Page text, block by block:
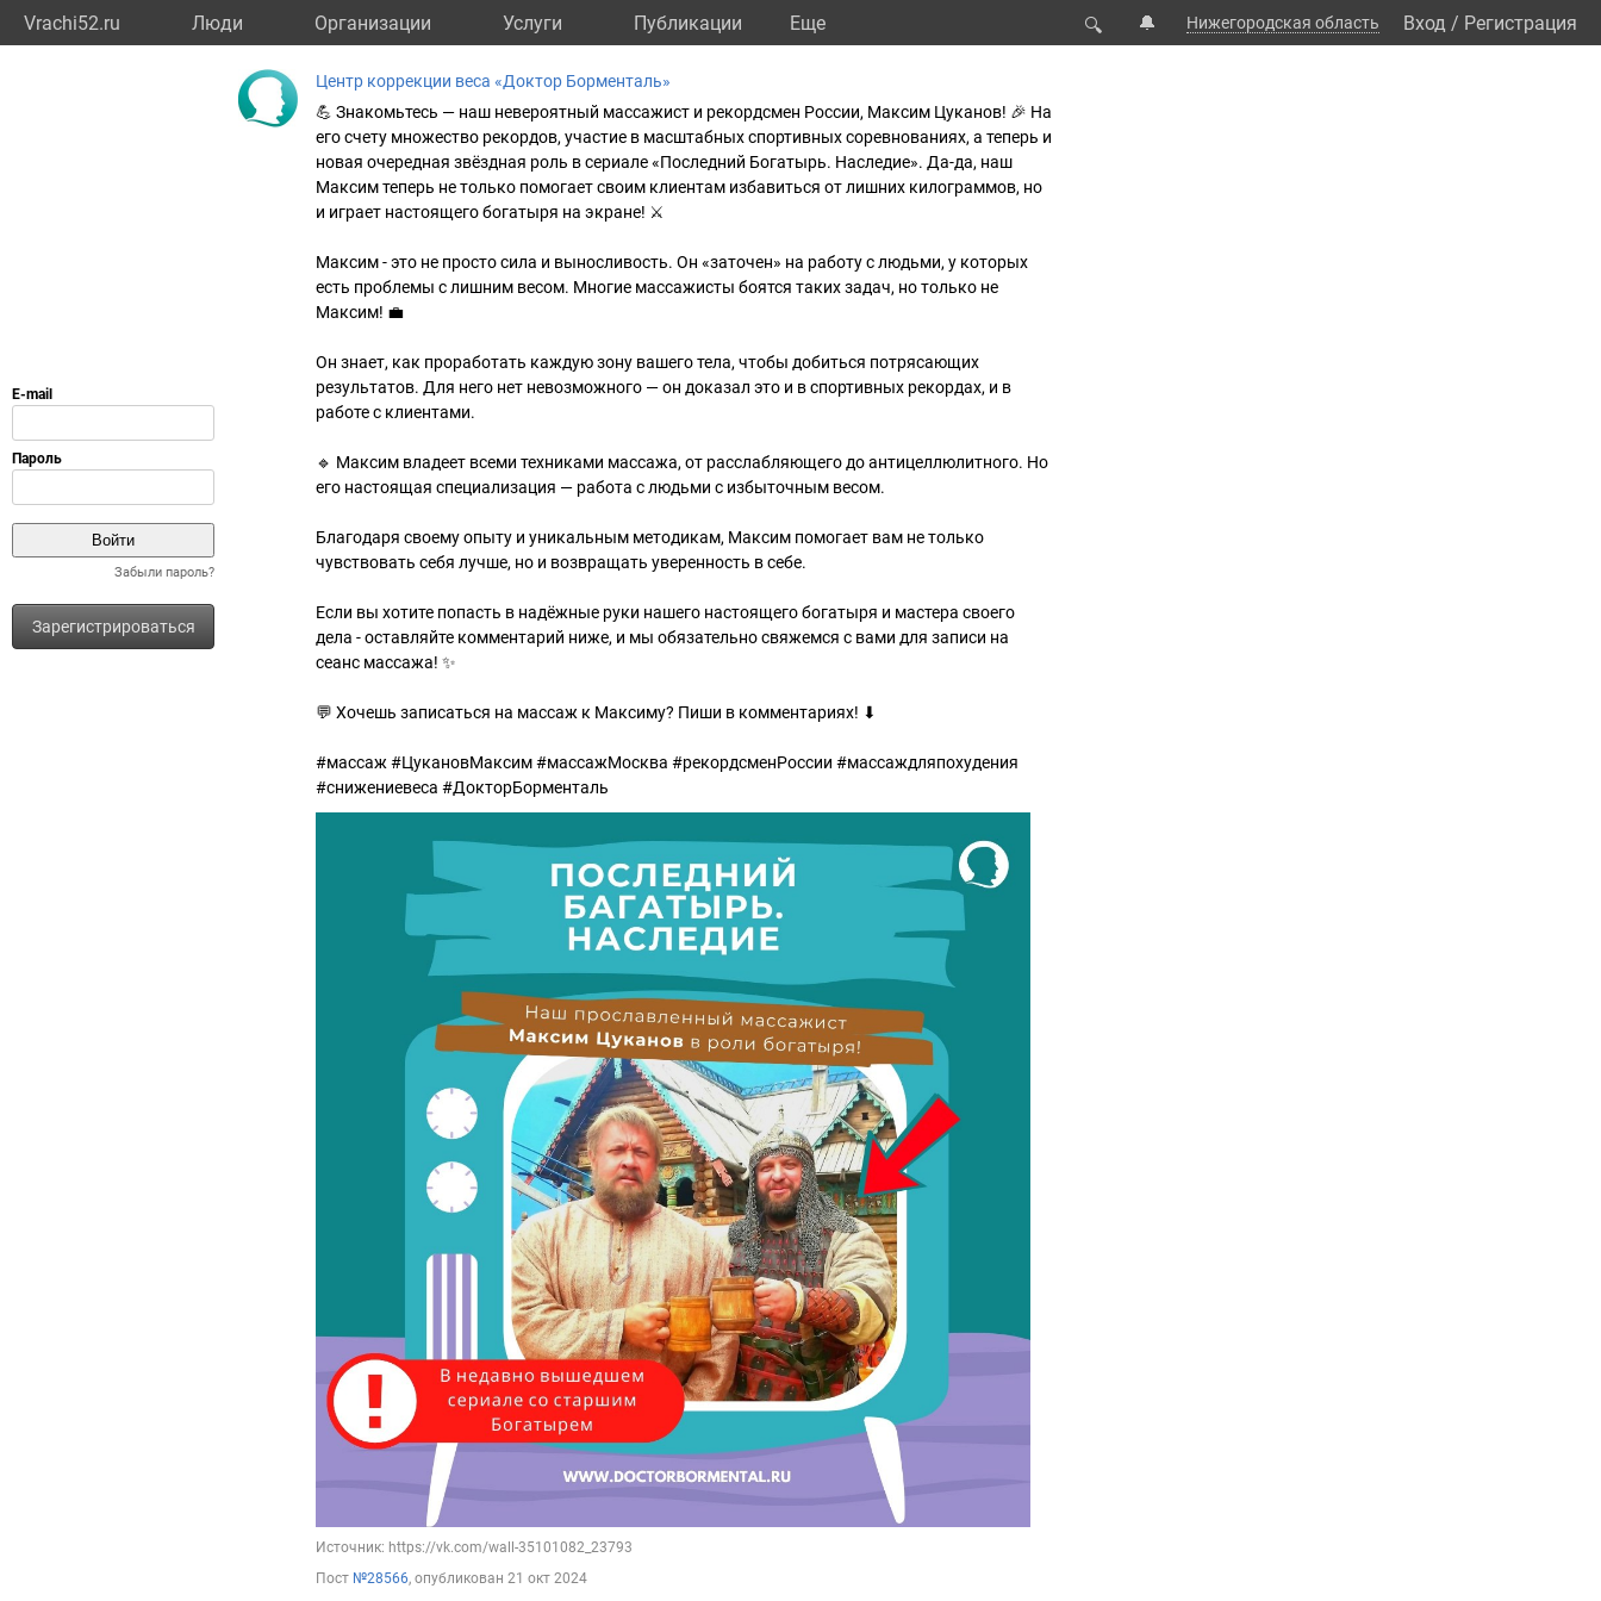
Vrachi52.ru Люди Организации Услуги Публикации Eще 🔍 🔔 Нижегородская область Вход / Регистрация
Забыли пароль?
Зарегистрироваться
Центр коррекции веса «Доктор Борменталь»
💪 Знакомьтесь — наш невероятный массажист и рекордсмен России, Максим Цуканов! 🎉 На
его счету множество рекордов, участие в масштабных спортивных соревнованиях, а теперь и
новая очередная звёздная роль в сериале «Последний Богатырь. Наследие». Да-да, наш
Максим теперь не только помогает своим клиентам избавиться от лишних килограммов, но
и играет настоящего богатыря на экране! ⚔
Максим - это не просто сила и выносливость. Он «заточен» на работу с людьми, у которых
есть проблемы с лишним весом. Многие массажисты боятся таких задач, но только не
Максим! 💼
Он знает, как проработать каждую зону вашего тела, чтобы добиться потрясающих
результатов. Для него нет невозможного — он доказал это и в спортивных рекордах, и в
работе с клиентами.
🔹 Максим владеет всеми техниками массажа, от расслабляющего до антицеллюлитного. Но
его настоящая специализация — работа с людьми с избыточным весом.
Благодаря своему опыту и уникальным методикам, Максим помогает вам не только
чувствовать себя лучше, но и возвращать уверенность в себе.
Если вы хотите попасть в надёжные руки нашего настоящего богатыря и мастера своего
дела - оставляйте комментарий ниже, и мы обязательно свяжемся с вами для записи на
сеанс массажа! ✨
💬 Хочешь записаться на массаж к Максиму? Пиши в комментариях! ⬇
#массаж #ЦукановМаксим #массажМосква #рекордсменРоссии #массаждляпохудения
#снижениевеса #ДокторБорменталь
Источник: https://vk.com/wall-35101082_23793
Пост №28566, опубликован 21 окт 2024